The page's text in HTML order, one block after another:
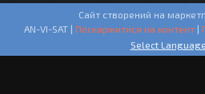
Сайт створений на
AN-VI-SAT | Поскаржитися на контент |
Select Language